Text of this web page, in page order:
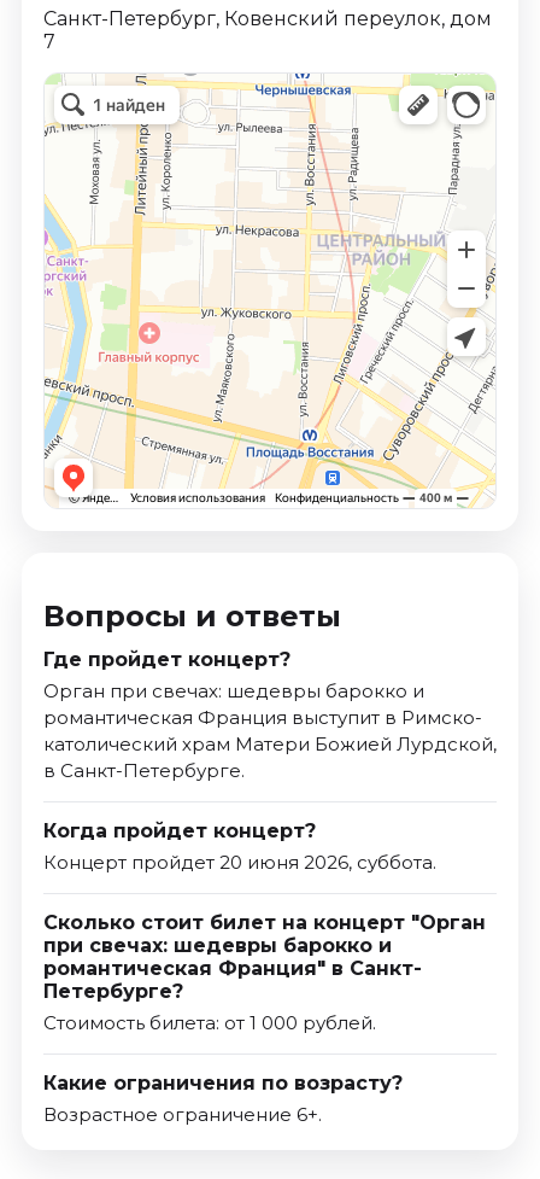
Санкт-Петербург, Ковенский переулок, дом
7
Вопросы и ответы
Где пройдет концерт?
Орган при свечах: шедевры барокко и
романтическая Франция выступит в Римско-
католический храм Матери Божией Лурдской,
в Санкт-Петербурге.
Когда пройдет концерт?
Концерт пройдет 20 июня 2026, суббота.
Сколько стоит билет на концерт "Орган
при свечах: шедевры барокко и
романтическая Франция" в Санкт-
Петербурге?
Стоимость билета: от 1 000 рублей.
Какие ограничения по возрасту?
Возрастное ограничение 6+.